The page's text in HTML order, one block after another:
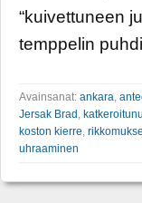
“kuivettuneen
temppelin
Avainsanat: ankara,
Jersak Brad ,
koston kierre,
uhraaminen